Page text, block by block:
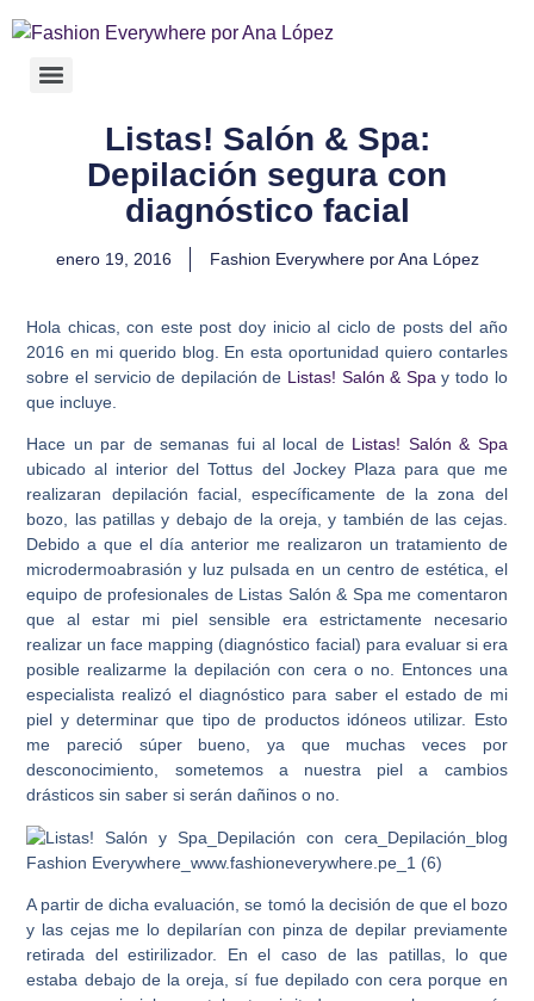
Listas! Salón & Spa:
Depilación segura con
diagnóstico facial
enero 19, 2016 Fashion Everywhere por Ana López
Hola chicas, con este post doy inicio al ciclo de posts del año
2016 en mi querido blog. En esta oportunidad quiero contarles
sobre el servicio de depilación de Listas! Salón & Spa y todo lo
que incluye.
Hace un par de semanas fui al local de Listas! Salón & Spa
ubicado al interior del Tottus del Jockey Plaza para que me
realizaran depilación facial, específicamente de la zona del
bozo, las patillas y debajo de la oreja, y también de las cejas.
Debido a que el día anterior me realizaron un tratamiento de
microdermoabrasión y luz pulsada en un centro de estética, el
equipo de profesionales de Listas Salón & Spa me comentaron
que al estar mi piel sensible era estrictamente necesario
realizar un face mapping (diagnóstico facial) para evaluar si era
posible realizarme la depilación con cera o no. Entonces una
especialista realizó el diagnóstico para saber el estado de mi
piel y determinar que tipo de productos idóneos utilizar. Esto
me pareció súper bueno, ya que muchas veces por
desconocimiento, sometemos a nuestra piel a cambios
drásticos sin saber si serán dañinos o no.
A partir de dicha evaluación, se tomó la decisión de que el bozo
y las cejas me lo depilarían con pinza de depilar previamente
retirada del estirilizador. En el caso de las patillas, lo que
estaba debajo de la oreja, sí fue depilado con cera porque en